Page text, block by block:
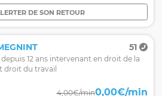
DE SON RETOUR
51
12 ans intervenant en droit de la
droit du travail
4,00€/min0,00€/min